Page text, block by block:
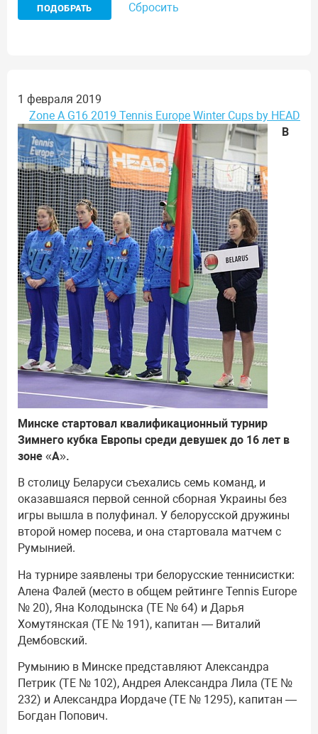
Сбросить
1 февраля 2019
Zone A G16 2019 Tennis Europe Winter Cups by HEAD
В
Минске стартовал квалификационный турнир
Зимнего кубка Европы среди девушек до 16 лет в
зоне «А».
В столицу Беларуси съехались семь команд, и
оказавшаяся первой сенной сборная Украины без
игры вышла в полуфинал. У белорусской дружины
второй номер посева, и она стартовала матчем с
Румынией.
На турнире заявлены три белорусские теннисистки:
Алена Фалей (место в общем рейтинге Tennis Europe
№ 20), Яна Колодынска (ТЕ № 64) и Дарья
Хомутянская (ТЕ № 191), капитан — Виталий
Дембовский.
Румынию в Минске представляют Александра
Петрик (ТЕ № 102), Андрея Александра Лила (ТЕ №
232) и Александра Иордаче (ТЕ № 1295), капитан —
Богдан Попович.